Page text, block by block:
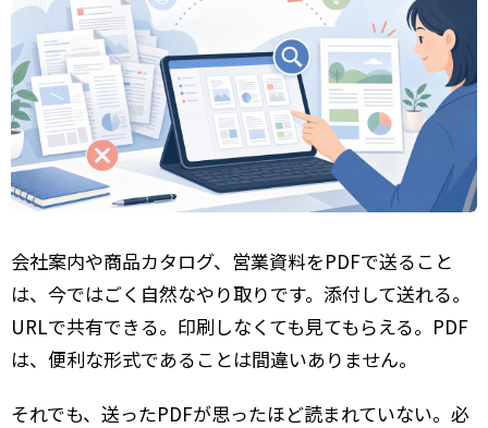
会社案内や商品カタログ、営業資料をPDFで送ること
は、今ではごく自然なやり取りです。添付して送れる。
URLで共有できる。印刷しなくても見てもらえる。PDF
は、便利な形式であることは間違いありません。
それでも、送ったPDFが思ったほど読まれていない。必